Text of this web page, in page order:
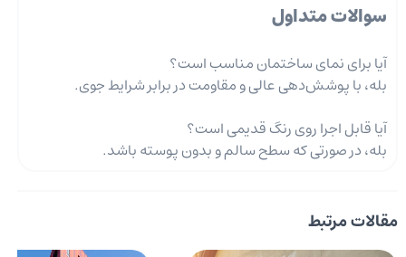
سوالات متداول
آیا برای نمای ساختمان مناسب است؟
بله، با پوشش‌دهی عالی و مقاومت در برابر شرایط جوی.
آیا قابل اجرا روی رنگ قدیمی است؟
بله، در صورتی که سطح سالم و بدون پوسته باشد.
مقالات مرتبط